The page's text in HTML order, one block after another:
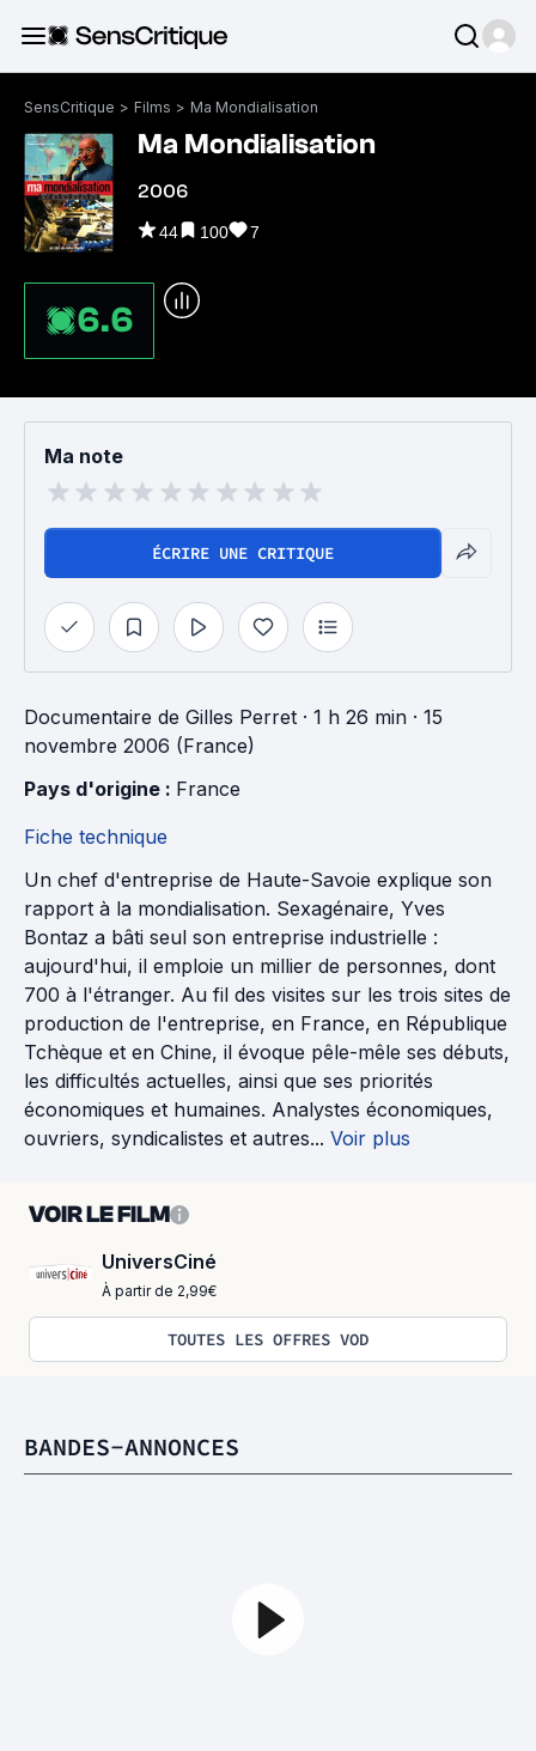
SensCritique > Films > Ma Mondialisation
Ma Mondialisation
2006
44 100 7
6.6
Ma note
ÉCRIRE UNE CRITIQUE
Documentaire de Gilles Perret · 1 h 26 min · 15
novembre 2006 (France)
Pays d'origine : France
Fiche technique
Un chef d'entreprise de Haute-Savoie explique son
rapport à la mondialisation. Sexagénaire, Yves
Bontaz a bâti seul son entreprise industrielle :
aujourd'hui, il emploie un millier de personnes, dont
700 à l'étranger. Au fil des visites sur les trois sites de
production de l'entreprise, en France, en République
Tchèque et en Chine, il évoque pêle-mêle ses débuts,
les difficultés actuelles, ainsi que ses priorités
économiques et humaines. Analystes économiques,
ouvriers, syndicalistes et autres... Voir plus
VOIR LE FILM
UniversCiné
À partir de 2,99€
TOUTES LES OFFRES VOD
BANDES-ANNONCES